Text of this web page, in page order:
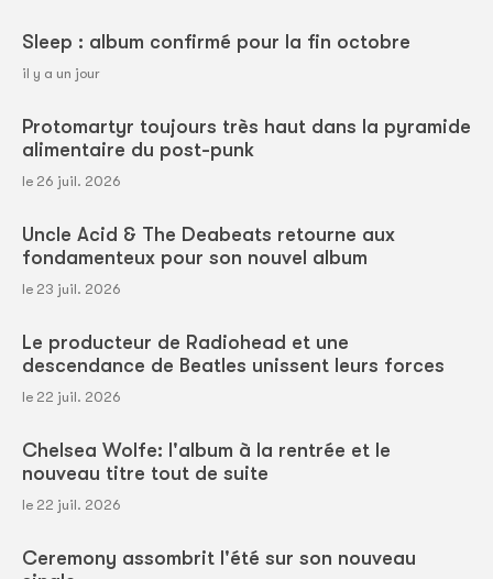
Sleep : album confirmé pour la fin octobre
il y a un jour
Protomartyr toujours très haut dans la pyramide
alimentaire du post-punk
le 26 juil. 2026
Uncle Acid & The Deabeats retourne aux
fondamenteux pour son nouvel album
le 23 juil. 2026
Le producteur de Radiohead et une
descendance de Beatles unissent leurs forces
le 22 juil. 2026
Chelsea Wolfe: l'album à la rentrée et le
nouveau titre tout de suite
le 22 juil. 2026
Ceremony assombrit l'été sur son nouveau